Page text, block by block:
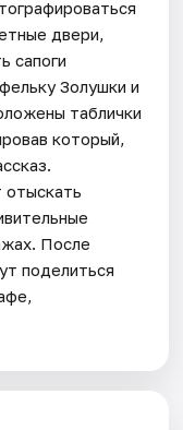
двери,
сапоги
Золушки и
таблички
который,
отыскать
После
поделиться